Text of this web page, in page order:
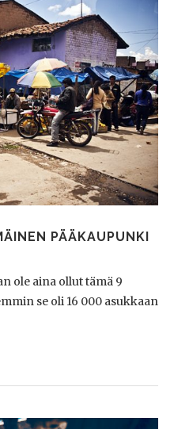
PÄÄKAUPUNKI
ole aina ollut tämä 9
se oli 16 000 asukkaan